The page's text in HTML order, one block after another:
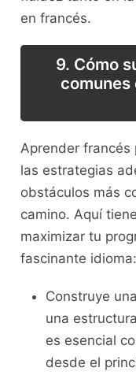
en francés.
9. Cómo
comunes
Aprender francés⁤
las estrategias
obstáculos más
camino. Aquí
maximizar tu​
fascinante idioma:
Construye⁤
una
es esencial
⁣desde el